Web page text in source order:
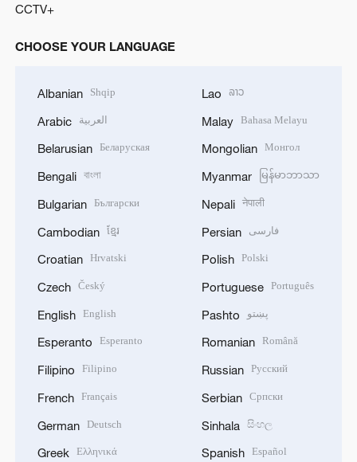
CCTV+
CHOOSE YOUR LANGUAGE
Albanian Shqip
Arabic العربية
Belarusian Беларуская
Bengali বাংলা
Bulgarian Български
Cambodian ខ្មែរ
Croatian Hrvatski
Czech Český
English English
Esperanto Esperanto
Filipino Filipino
French Français
German Deutsch
Greek Ελληνικά
Lao ລາວ
Malay Bahasa Melayu
Mongolian Монгол
Myanmar မြန်မာဘာသာ
Nepali नेपाली
Persian فارسی
Polish Polski
Portuguese Português
Pashto پښتو
Romanian Română
Russian Русский
Serbian Српски
Sinhala සිංහල
Spanish Español